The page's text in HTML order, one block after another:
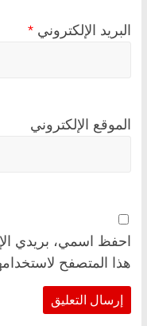
البريد الإلكتروني *
الموقع الإلكتروني
احفظ اسمي، بريدي
هذا المتصفح